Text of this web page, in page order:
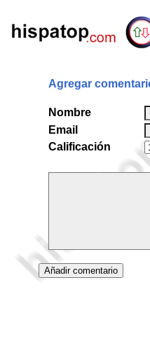
Agregar
Nombre
Email
Calificación